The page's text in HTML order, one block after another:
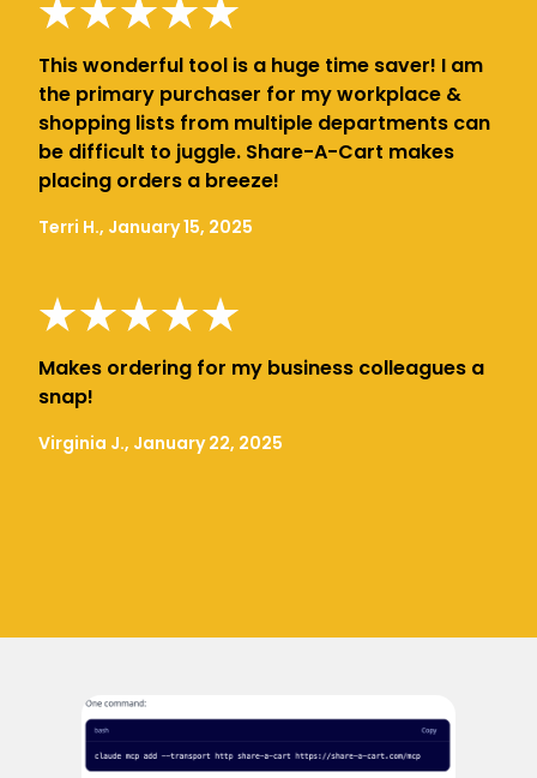
This wonderful tool is a huge time saver! I am
the primary purchaser for my workplace &
shopping lists from multiple departments can
be difficult to juggle. Share-A-Cart makes
placing orders a breeze!
Terri H., January 15, 2025
Makes ordering for my business colleagues a
snap!
Virginia J., January 22, 2025